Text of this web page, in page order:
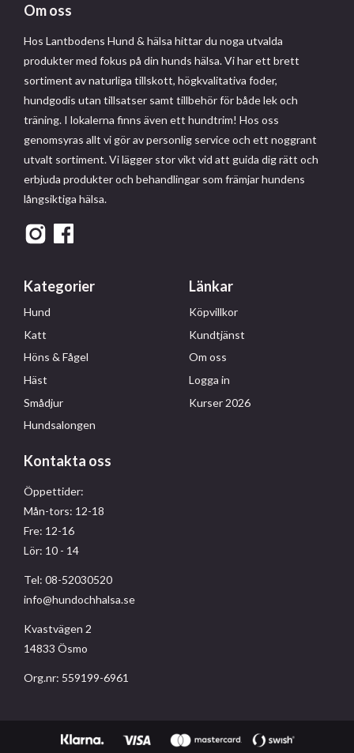
Om oss
Hos Lantbodens Hund & hälsa hittar du noga utvalda
produkter med fokus på din hunds hälsa. Vi har ett brett
sortiment av naturliga tillskott, högkvalitativa foder,
hundgodis utan tillsatser samt tillbehör för både lek och
träning. I lokalerna finns även ett hundtrim! Hos oss
genomsyras allt vi gör av personlig service och ett noggrant
utvalt sortiment. Vi lägger stor vikt vid att guida dig rätt och
erbjuda produkter och behandlingar som främjar hundens
långsiktiga hälsa.
Kategorier
Hund
Katt
Höns & Fågel
Häst
Smådjur
Hundsalongen
Länkar
Köpvillkor
Kundtjänst
Om oss
Logga in
Kurser 2026
Kontakta oss
Öppettider:
Mån-tors: 12-18
Fre: 12-16
Lör: 10 - 14
Tel: 08-52030520
info@hundochhalsa.se
Kvastvägen 2
14833 Ösmo
Org.nr: 559199-6961